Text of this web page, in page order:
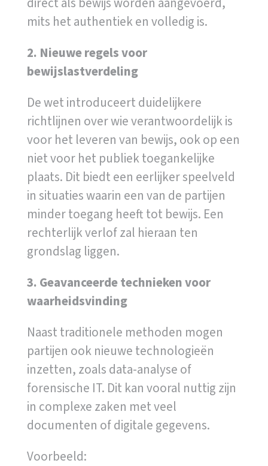
mits het authentiek en volledig is.
2. Nieuwe regels voor
bewijslastverdeling
De wet introduceert duidelijkere
richtlijnen over wie verantwoordelijk is
voor het leveren van bewijs, ook op een
niet voor het publiek toegankelijke
plaats. Dit biedt een eerlijker speelveld
in situaties waarin een van de partijen
minder toegang heeft tot bewijs. Een
rechterlijk verlof zal hieraan ten
grondslag liggen.
3. Geavanceerde technieken voor
waarheidsvinding
Naast traditionele methoden mogen
partijen ook nieuwe technologieën
inzetten, zoals data-analyse of
forensische IT. Dit kan vooral nuttig zijn
in complexe zaken met veel
documenten of digitale gegevens.
Voorbeeld: